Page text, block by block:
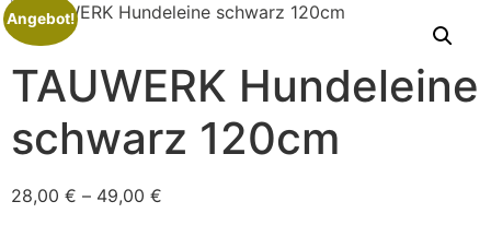
Angebot!
TAUWERK Hundeleine
schwarz 120cm
28,00 € – 49,00 €